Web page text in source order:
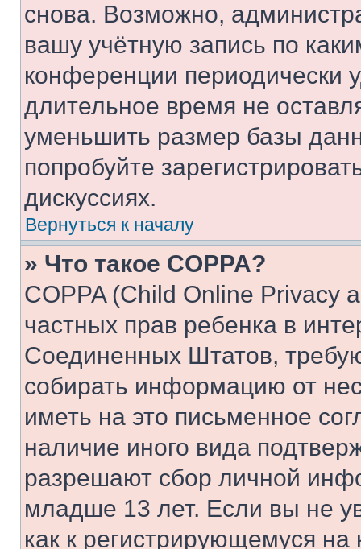
снова. Возможно,
вашу учётную запись по
конференции периодически
длительное время не
уменьшить размер базы
попробуйте
дискуссиях.
Вернуться к началу
» Что такое COPPA?
COPPA (Child Online Privacy
частных прав ребенка в
Соединенных Штатов,
собирать информацию от
иметь на это письменное
наличие иного вида
разрешают сбор личной
младше 13 лет. Если вы не
как к регистрирующемуся